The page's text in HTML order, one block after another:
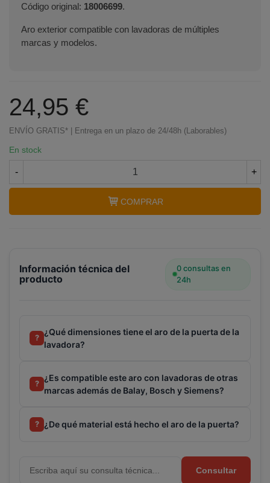
Código original: 18006699.
Aro exterior compatible con lavadoras de múltiples
marcas y modelos.
24,95 €
ENVÍO GRATIS* | Entrega en un plazo de 24/48h (Laborables)
En stock
- +
COMPRAR
Información técnica del
producto
0 consultas en
24h
?
¿Qué dimensiones tiene el aro de la puerta de la
lavadora?
?
¿Es compatible este aro con lavadoras de otras
marcas además de Balay, Bosch y Siemens?
? ¿De qué material está hecho el aro de la puerta?
Consultar